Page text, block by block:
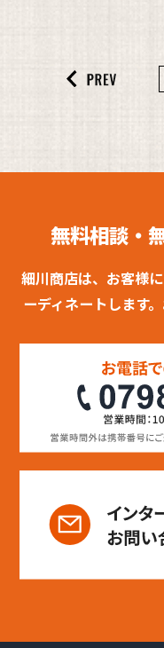
無料相談・
細川商店は、お客様
ーディネートします